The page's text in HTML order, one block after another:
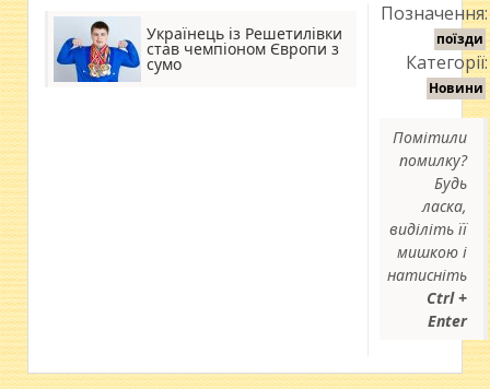
Українець із Решетилівки
став чемпіоном Європи з
сумо
Позначення:
поїзди
Категорії:
Новини
Помітили
помилку?
Будь
ласка,
виділіть її
мишкою і
натисніть
Ctrl +
Enter